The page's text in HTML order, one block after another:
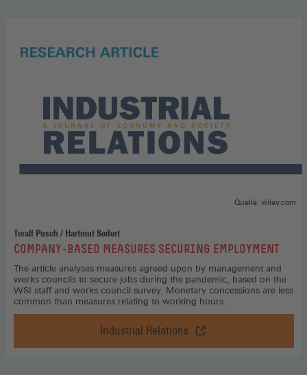
(Öffnet
neuen
Fenster)
Toralf Pusch / Hartmut Seifert
:COMPANY-BASED MEASURES SECURING EMPLOYMENT
Quelle: wiley.com
The article analyses measures agreed upon by management and
works councils to secure jobs during the pandemic, based on the
WSI staff and works council survey. Monetary concessions are less
common than measures relating to working hours.
Industrial Relations
Company-
Based